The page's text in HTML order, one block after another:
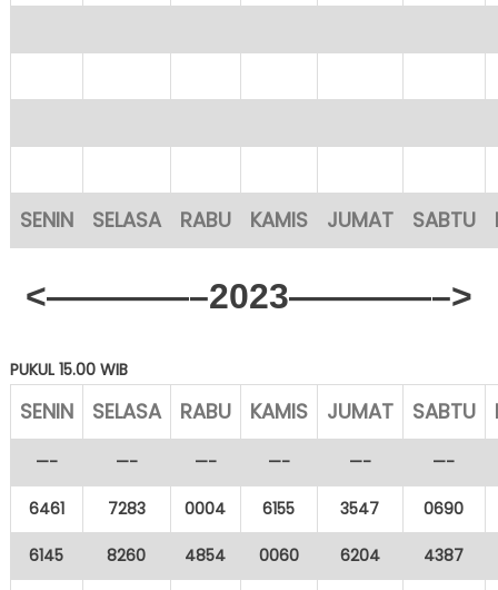
SENIN SELASA RABU KAMIS JUMAT SABTU
<————–2023————–>
PUKUL 15.00 WIB
SENIN SELASA RABU KAMIS JUMAT SABTU
—- —- —- —- —- —-
6461 7283 0004 6155 3547 0690
6145 8260 4854 0060 6204 4387